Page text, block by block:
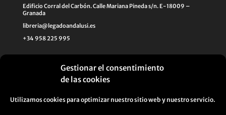
Gestionar el consentimiento
de las cookies
Utilizamos cookies para optimizar nuestro sitio web y nuestro servicio.
Edificio Corral del Carbón. Calle Mariana Pineda s/n. E-18009 –
Granada
libreria@legadoandalusi.es
+34 958 225 995